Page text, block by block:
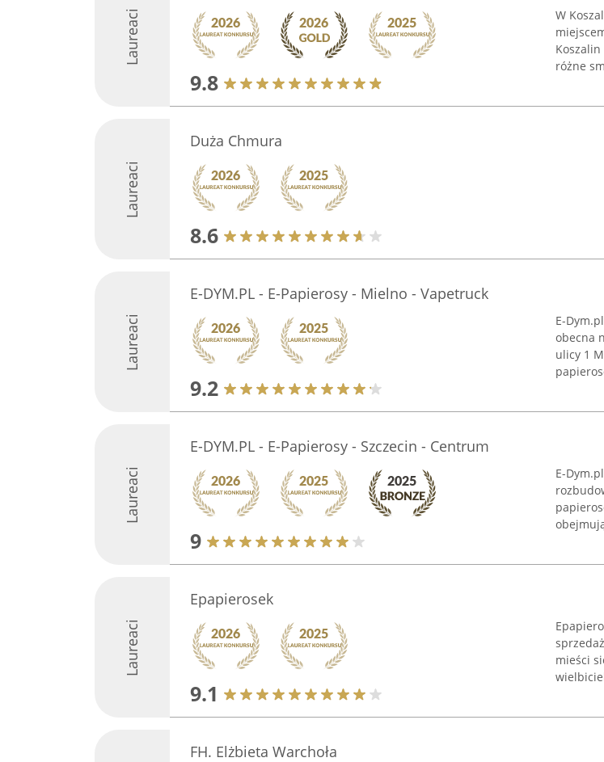
Laureaci
9.8
W
różne
Laureaci
Duża Chmura
8.6
Laureaci
E-DYM.PL - E-Papierosy - Mielno - Vapetruck
9.2
E-
obecna
ulicy 1
Laureaci
E-DYM.PL - E-Papierosy - Szczecin - Centrum
9
E-
Laureaci
Epapierosek
9.1
mieści
FH. Elżbieta Warchoła